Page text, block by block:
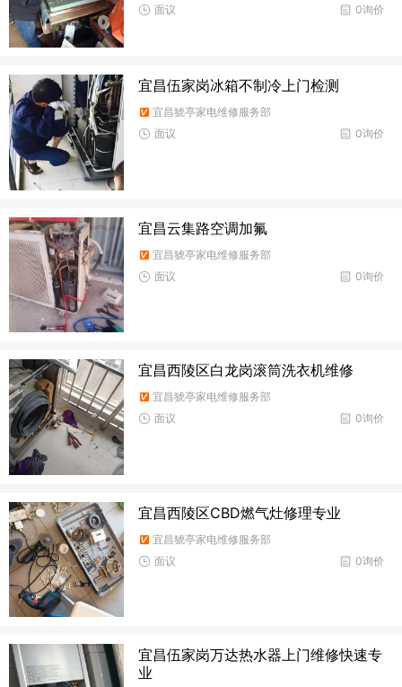
0询价
面议
宜昌伍家岗冰箱不制冷上门检测
宜昌猇亭家电维修服务部
0询价
面议
宜昌云集路空调加氟
宜昌猇亭家电维修服务部
0询价
面议
宜昌西陵区白龙岗滚筒洗衣机维修
宜昌猇亭家电维修服务部
0询价
面议
宜昌西陵区CBD燃气灶修理专业
宜昌猇亭家电维修服务部
0询价
面议
宜昌伍家岗万达热水器上门维修快速专
业